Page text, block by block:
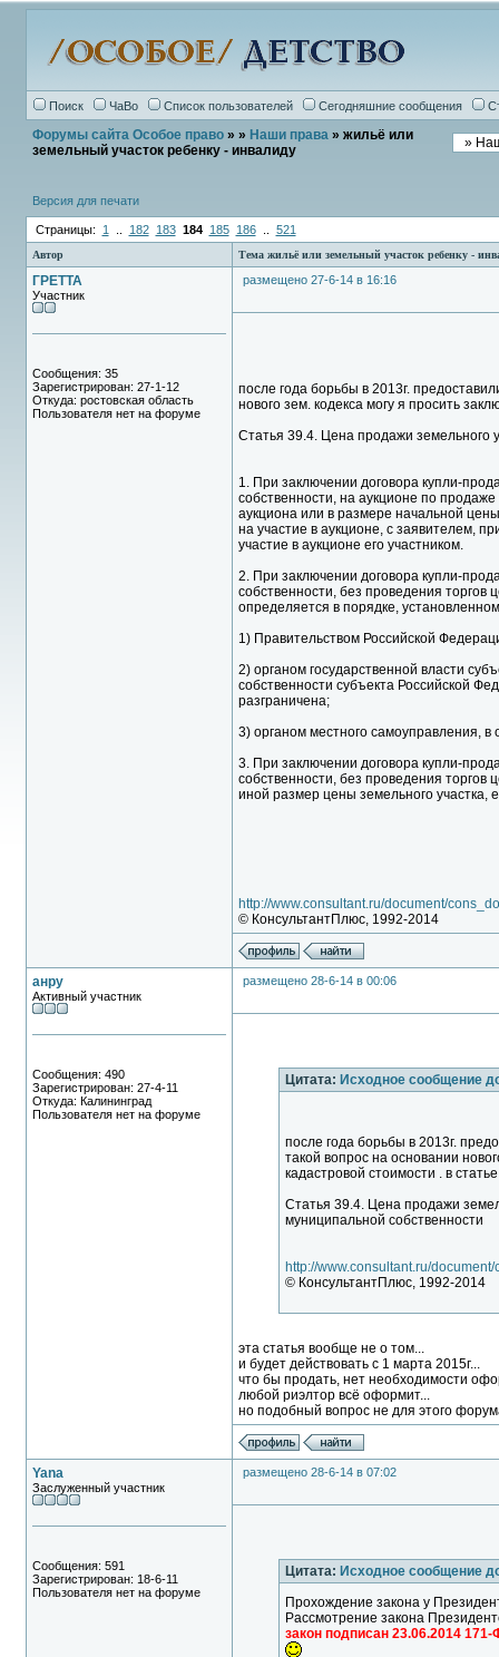
Поиск ЧаВо Список пользователей Сегодняшние сообщения
Форумы сайта Особое право» » Наши права» жильё или
земельный участок ребенку - инвалиду
Версия для печати
Страницы: 1 182 183 184 185 186.. 521
Автор Тема жильё или земельный участок ребенку -
ГРЕТТА
Участник
Сообщения: 35
Зарегистрирован: 27-1-12
Откуда: ростовская область
Пользователя нет на форуме
размещено 27-6-14 в 16:16
после года борьбы в 2013г.
нового зем. кодекса могу я просить
Статья 39.4. Цена продажи земельного
1. При заключении договора купли-
собственности, на аукционе по продаже
аукциона или в размере начальной
на участие в аукционе, с заявителем,
участие в аукционе его участником.
2. При заключении договора купли-
собственности, без проведения торгов
определяется в порядке,
1) Правительством Российской
2) органом государственной власти
собственности субъекта Российской
разграничена;
3) органом местного самоуправления,
3. При заключении договора купли-
собственности, без проведения торгов
иной размер цены земельного
http://www.consultant.ru/document/
© КонсультантПлюс, 1992-2014
анру
Активный участник
Сообщения: 490
Зарегистрирован: 27-4-11
Откуда: Калининград
Пользователя нет на форуме
размещено 28-6-14 в 00:06
Цитата: Исходное сообщение
после года борьбы в 2013г.
такой вопрос на основании
кадастровой стоимости . в
Статья 39.4. Цена продажи
муниципальной собственности
http://www.consultant.ru/
© КонсультантПлюс, 1992-2014
эта статья вообще не о том...
и будет действовать с 1 марта 2015г...
что бы продать, нет необходимости
любой риэлтор всё оформит...
но подобный вопрос не для этого
Yana
Заслуженный участник
Сообщения: 591
Зарегистрирован: 18-6-11
Пользователя нет на форуме
размещено 28-6-14 в 07:02
Цитата: Исходное сообщение
Прохождение закона у
Рассмотрение закона
закон подписан 23.06.2014